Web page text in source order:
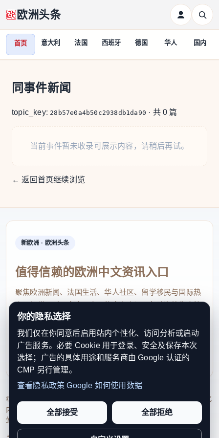
欧洲头条
首页 意大利 法国 西班牙 德国 华人 国内
同事件新闻
topic_key: 28b57e0a4b50c2938db1da90 · 共 0 篇
当前事件暂未收录可展示内容，请稍后再试。
← 返回首页继续浏览
新欧洲 · 欧洲头条
值得信赖的欧洲中文资讯入口
聚焦欧洲新闻、法国生活、华人社区、留学移民与国际热
点，提供及时、真实、实用的中文资讯，帮助海外华人快
速了解欧洲动态。
contact@xinouzhou.com
服务支持、版权与合作：工作日优先处理站务、投稿与权
利通知
© 2026 新欧洲·欧洲头条. All Rights Reserved. 本网站持续优化
内容透明度、联系方式与用户权利说明，以提升品牌信任感和
站点完整度。
你的隐私选择
我们仅在你同意后启用站内个性化、访问分析或启动
广告服务。必要 Cookie 用于登录、安全及保存本次
选择；广告的具体用途和服务商由 Google 认证的
CMP 另行管理。
查看隐私政策 Google 如何使用数据
全部接受 全部拒绝